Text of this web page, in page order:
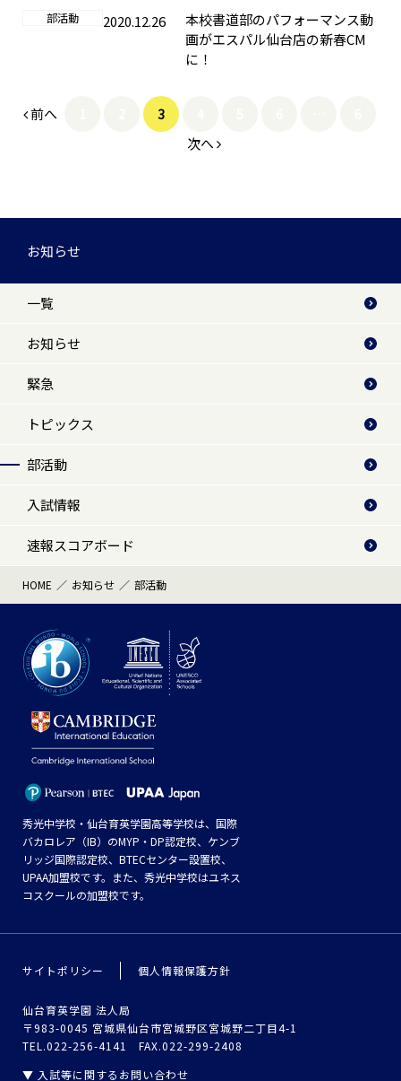
部活動 2020.12.26
本校書道部のパフォーマンス動
画がエスパル仙台店の新春CM
に！
前へ 3
次へ
お知らせ
一覧
お知らせ
緊急
トピックス
部活動
入試情報
速報スコアボード
HOME お知らせ 部活動
秀光中学校・仙台育英学園高等学校は、国際
バカロレア（IB）のMYP・DP認定校、ケンブ
リッジ国際認定校、BTECセンター設置校、
UPAA加盟校です。また、秀光中学校はユネス
コスクールの加盟校です。
サイトポリシー 個人情報保護方針
仙台育英学園 法人局
〒983-0045 宮城県仙台市宮城野区宮城野二丁目4-1
TEL.022-256-4141 FAX.022-299-2408
▼ 入試等に関するお問い合わせ